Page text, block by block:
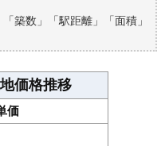
築数」「駅距離」「面積」
価格推移
価